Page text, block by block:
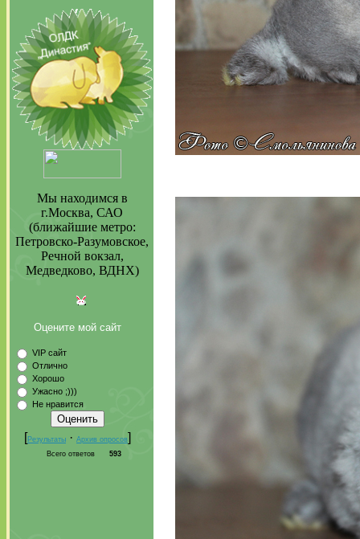
Мы находимся в
г.Москва, САО
(ближайшие метро:
Петровско-Разумовское,
Речной вокзал,
Медведково, ВДНХ)
Оцените мой сайт
VIP сайт
Отлично
Хорошо
Ужасно ;)))
Не нравится
[Результаты · Архив опросов]
Всего ответов 593